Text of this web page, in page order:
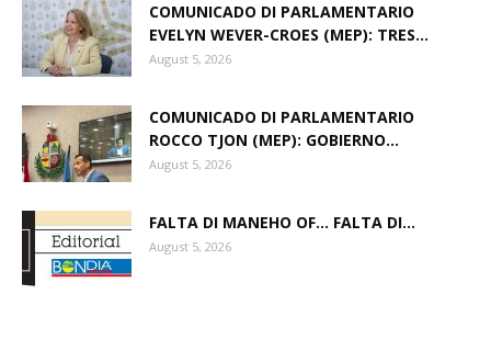
COMUNICADO DI PARLAMENTARIO
EVELYN WEVER-CROES (MEP): TRES...
August 5, 2026
COMUNICADO DI PARLAMENTARIO
ROCCO TJON (MEP): GOBIERNO...
August 5, 2026
FALTA DI MANEHO OF… FALTA DI...
August 5, 2026